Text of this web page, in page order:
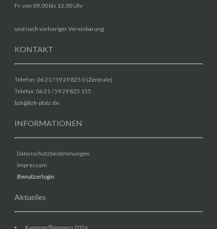
Fr. von 09.00 bis 13.00 Uhr
und nach vorheriger Vereinbarung.
KONTAKT
Telefon: 06 21 / 59 29 825 0 (Zentrale)
Telefax: 06 21 / 59 29 825 155
bzk@bzk-pfalz.de
INFORMATIONEN
Datenschutzbestimmungen
Impressum
Benutzerlogin
Aktuelles
Kammerflimmern 2026